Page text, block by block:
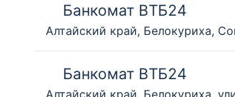
Банкомат ВТБ24
Алтайский край, Белокуриха,
Банкомат ВТБ24
Алтайский край, Белокуриха,